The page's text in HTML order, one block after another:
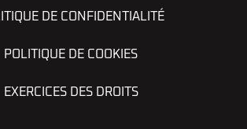
DE CONFIDENTIALITÉ
POLITIQUE DE COOKIES
EXERCICES DES DROITS